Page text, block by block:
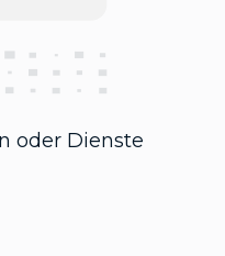
oder Dienste